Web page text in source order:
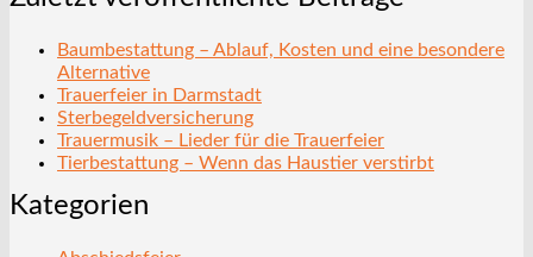
Baumbestattung – Ablauf, Kosten und eine besondere
Alternative
Trauerfeier in Darmstadt
Sterbegeldversicherung
Trauermusik – Lieder für die Trauerfeier
Tierbestattung – Wenn das Haustier verstirbt
Kategorien